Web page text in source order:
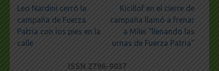
Navegación
de
entradas
Leo Nardini cerró la
campaña de Fuerza
Patria con los pies en la
calle
Kicillof en el cierre de
campaña llamó a frenar
a Milei “llenando las
urnas de Fuerza Patria”
ISSN 2796-9037